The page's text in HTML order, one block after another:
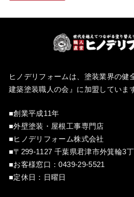
ヒノデリフォームは、塗装業界の健
建築塗装職人の会 』に加盟していま
■創業平成11年
■外壁塗装・屋根工事専門店
■ヒノデリフォーム株式会社
■〒299-1127 千葉県君津市外箕輪3
■お客様窓口：0439-29-5521
■定休日：日曜日